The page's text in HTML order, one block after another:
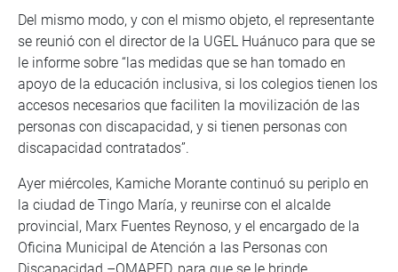
Del mismo modo, y con el mismo objeto, el representante
se reunió con el director de la UGEL Huánuco para que se
le informe sobre “las medidas que se han tomado en
apoyo de la educación inclusiva, si los colegios tienen los
accesos necesarios que faciliten la movilización de las
personas con discapacidad, y si tienen personas con
discapacidad contratados”.
Ayer miércoles, Kamiche Morante continuó su periplo en
la ciudad de Tingo María, y reunirse con el alcalde
provincial, Marx Fuentes Reynoso, y el encargado de la
Oficina Municipal de Atención a las Personas con